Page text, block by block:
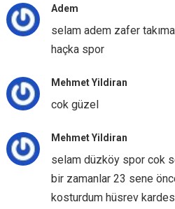
Adem
selam adem zafer
haçka spor
Mehmet Yildiran
cok güzel
Mehmet Yildiran
selam düzköy spor cok
bir zamanlar 23 sene
kosturdum hüsrev